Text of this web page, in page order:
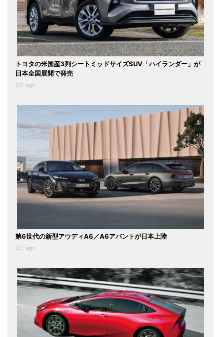
トヨタの米国産3列シートミッドサイズSUV「ハイランダー」が
日本全国展開で発売
2日 ago
第6世代の新型アウディA6／A6アバントが日本上陸
2日 ago